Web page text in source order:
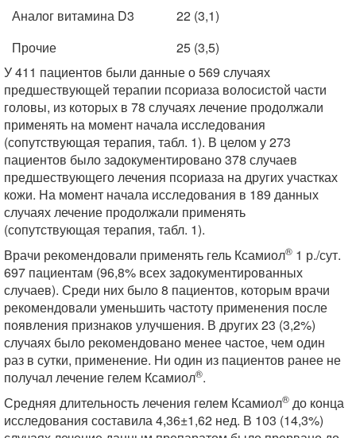
Аналог витамина D3
22 (3,1)
Прочие
25 (3,5)
У 411 пациентов были данные о 569 случаях
предшествующей терапии псориаза волосистой части
головы, из которых в 78 случаях лечение продолжали
применять на момент начала исследования
(сопутствующая терапия, табл. 1). В целом у 273
пациентов было задокументировано 378 случаев
предшествующего лечения псориаза на других участках
кожи. На момент начала исследования в 189 данных
случаях лечение продолжали применять
(сопутствующая терапия, табл. 1).
Врачи рекомендовали применять гель Ксамиол® 1 р./сут.
697 пациентам (96,8% всех задокументированных
случаев). Среди них было 8 пациентов, которым врачи
рекомендовали уменьшить частоту применения после
появления признаков улучшения. В других 23 (3,2%)
случаях было рекомендовано менее частое, чем один
раз в сутки, применение. Ни один из пациентов ранее не
получал лечение гелем Ксамиол®.
Средняя длительность лечения гелем Ксамиол® до конца
исследования составила 4,36±1,62 нед. В 103 (14,3%)